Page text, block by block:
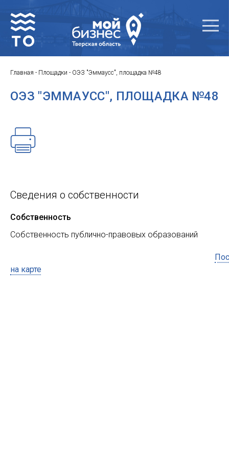
Главная - Площадки - ОЭЗ "Эммаусс", площадка №48
ОЭЗ "ЭММАУСС", ПЛОЩАДКА №48
Сведения о собственности
Собственность
Собственность публично-правовых образований
на карте